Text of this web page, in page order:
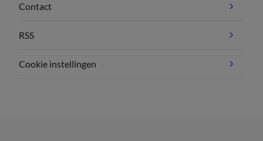
Contact
RSS
Cookie instellingen